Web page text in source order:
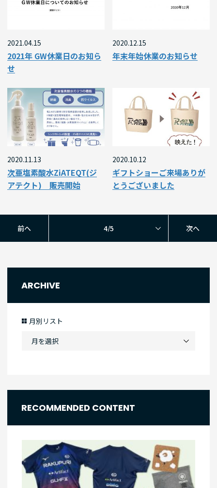
2021.04.15
2021年 GW休業日のお知ら
せ
2020.12.15
年末年始休業のお知らせ
2020.11.13
次亜塩素酸水ZiATEQT(ジ
アテクト) 販売開始
2020.10.12
ギフトショーご来場ありが
とうございました
前へ 次へ
ARCHIVE
月別リスト
RECOMMENDED CONTENT